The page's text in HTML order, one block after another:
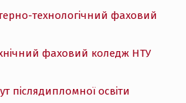
технологічний фаховий
фаховий коледж НТУ
післядипломної освіти